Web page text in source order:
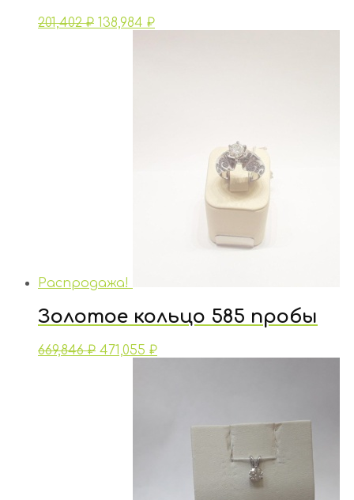
201,402₽ 138,984 ₽
Распродажа!
Золотое кольцо 585 пробы
669,846₽ 471,055 ₽